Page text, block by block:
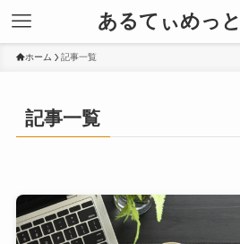
あるてぃめっ
ホーム 記事一覧
記事一覧